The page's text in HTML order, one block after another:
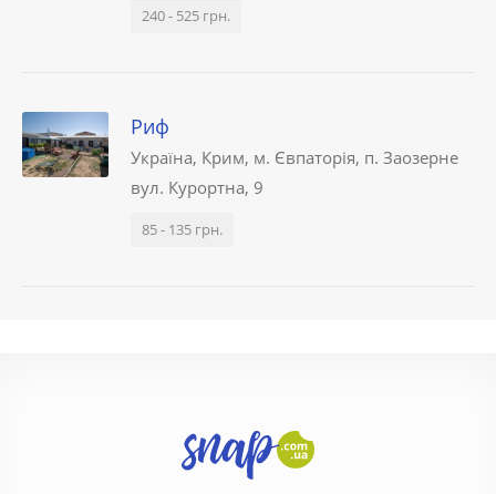
240 - 525 грн.
Риф
Україна, Крим, м. Євпаторія, п. Заозерне
вул. Курортна, 9
85 - 135 грн.